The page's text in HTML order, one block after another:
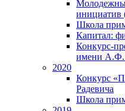
инициатив
Школа
Капитал:
Конкурс-
имени А.Ф.
2020
Конкурс
Радевича
Школа